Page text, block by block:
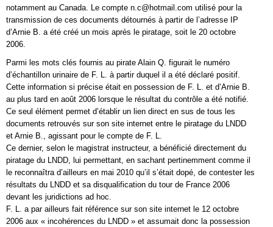
notamment au Canada. Le compte n.c@hotmail.com utilisé pour la
transmission de ces documents détournés à partir de l’adresse IP
d’Arnie B. a été créé un mois après le piratage, soit le 20 octobre
2006.
Parmi les mots clés fournis au pirate Alain Q. figurait le numéro
d’échantillon urinaire de F. L. à partir duquel il a été déclaré positif.
Cette information si précise était en possession de F. L. et d’Arnie B.
au plus tard en août 2006 lorsque le résultat du contrôle a été notifié.
Ce seul élément permet d’établir un lien direct en sus de tous les
documents retrouvés sur son site internet entre le piratage du LNDD
et Arnie B., agissant pour le compte de F. L.
Ce dernier, selon le magistrat instructeur, a bénéficié directement du
piratage du LNDD, lui permettant, en sachant pertinemment comme il
le reconnaîtra d’ailleurs en mai 2010 qu’il s’était dopé, de contester les
résultats du LNDD et sa disqualification du tour de France 2006
devant les juridictions ad hoc.
F. L. a par ailleurs fait référence sur son site internet le 12 octobre
2006 aux « incohérences du LNDD » et assumait donc la possession